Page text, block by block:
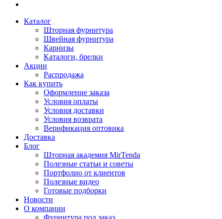
Каталог
Шторная фурнитура
Швейная фурнитура
Карнизы
Каталоги, брелки
Акции
Распродажа
Как купить
Оформление заказа
Условия оплаты
Условия доставки
Условия возврата
Верификация оптовика
Доставка
Блог
Шторная академия MirTenda
Полезные статьи и советы
Портфолио от клиентов
Полезные видео
Готовые подборки
Новости
О компании
Фурнитура под заказ